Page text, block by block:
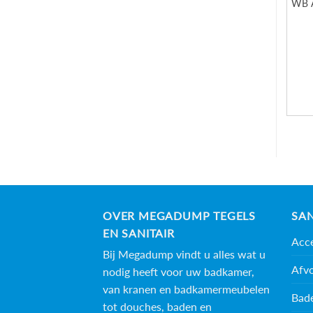
WB
OVER MEGADUMP TEGELS
EN SANITAIR
Bij Megadump vindt u alles wat u
nodig heeft voor uw badkamer,
van kranen en badkamermeubelen
tot douches, baden en